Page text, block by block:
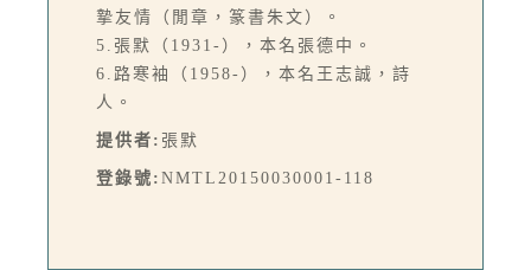
摯友情（閒章，篆書朱文）。
5.張默（1931-），本名張德中。
6.路寒袖（1958-），本名王志誠，詩
人。
提供者: 張默
登錄號: NMTL20150030001-118